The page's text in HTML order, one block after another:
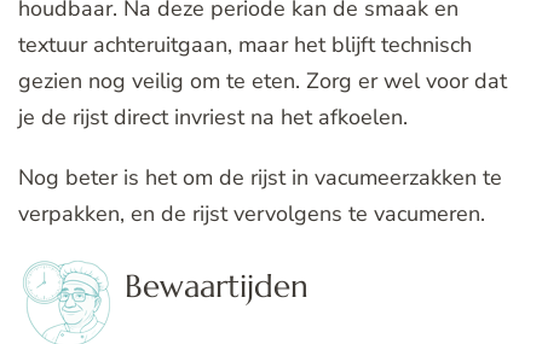
houdbaar. Na deze periode kan de smaak en
textuur achteruitgaan, maar het blijft technisch
gezien nog veilig om te eten. Zorg er wel voor dat
je de rijst direct invriest na het afkoelen.
Nog beter is het om de rijst in vacumeerzakken te
verpakken, en de rijst vervolgens te vacumeren.
Bewaartijden